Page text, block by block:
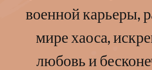
военной карьеры,
мире хаоса,
любовь и